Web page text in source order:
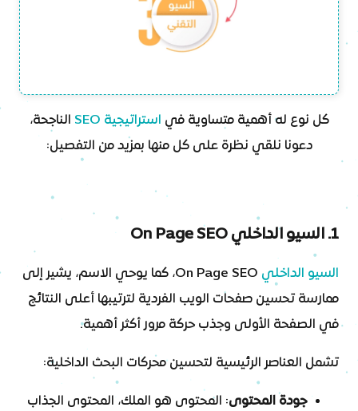
كل نوع له أهمية متساوية في استراتيجية SEO
الناجحة،
دعونا نلقي نظرة على كل منها بمزيد من التفصيل:
1. السيو الداخلي On Page SEO
السيو الداخلي
On Page SEO، كما يوحي الاسم، يشير إلى
ممارسة تحسين صفحات الويب الفردية لترتيبها أعلى النتائج
في الصفحة الأولى وجذب حركة مرور أكثر أهمية.
تشمل العناصر الرئيسية لتحسين محركات البحث الداخلية:
جودة المحتوى: المحتوى هو الملك، المحتوى الجذاب